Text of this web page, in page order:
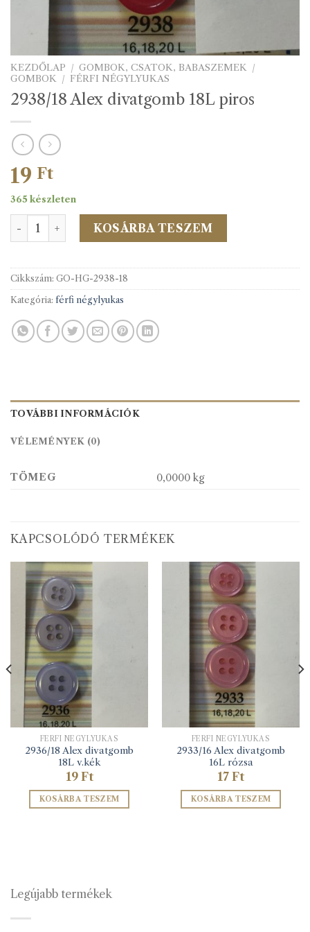
KEZDŐLAP / GOMBOK, CSATOK, BABASZEMEK /
GOMBOK / FÉRFI NÉGYLYUKAS
2938/18 Alex divatgomb 18L piros
19 Ft
365 készleten
2938/18 Alex divatgomb 18L piros mennyiség
KOSÁRBA TESZEM
Cikkszám: GO-HG-2938-18
Kategória: férfi négylyukas
TOVÁBBI INFORMÁCIÓK
VÉLEMÉNYEK (0)
TÖMEG 0,0000 kg
KAPCSOLÓDÓ TERMÉKEK
FÉRFI NÉGYLYUKAS
2936/18 Alex divatgomb
18L v.kék
19 Ft
KOSÁRBA TESZEM
FÉRFI NÉGYLYUKAS
2933/16 Alex divatgomb
16L rózsa
17 Ft
KOSÁRBA TESZEM
Legújabb termékek